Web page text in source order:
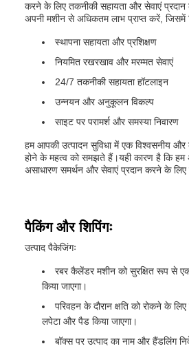
करने के लिए तकनीकी सहायता और सेवाएं प्रदान
अपनी मशीन से अधिकतम लाभ प्राप्त करें, जिसमें
स्थापना सहायता और प्रशिक्षण
नियमित रखरखाव और मरम्मत सेवाएं
24/7 तकनीकी सहायता हॉटलाइन
उन्नयन और अनुकूलन विकल्प
साइट पर परामर्श और समस्या निवारण
हम आपकी उत्पादन सुविधा में एक विश्वसनीय
होने के महत्व को समझते हैं।यही कारण है कि हम
असाधारण समर्थन और सेवाएं प्रदान करने के लिए
पैकिंग और शिपिंगः
उत्पाद पैकेजिंगः
रबर कैलेंडर मशीन को सुरक्षित रूप से
किया जाएगा।
परिवहन के दौरान क्षति को रोकने के
लपेटा और पैड किया जाएगा।
बॉक्स पर उत्पाद का नाम और हैंडलिंग